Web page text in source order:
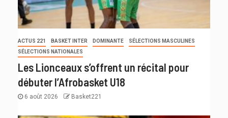
ACTUS 221 BASKET INTER DOMINANTE
SÉLECTIONS MASCULINES
SÉLECTIONS NATIONALES
Les Lionceaux s’offrent un récital pour
débuter l’Afrobasket U18
6 août 2026 Basket221